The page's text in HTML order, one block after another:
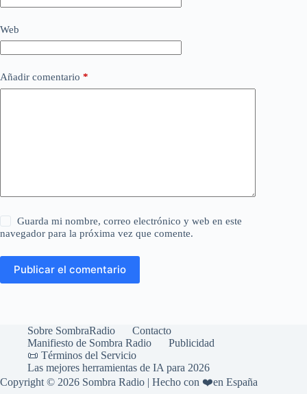
Web
Añadir comentario *
Guarda mi nombre, correo electrónico y web en este
navegador para la próxima vez que comente.
Publicar el comentario
Sobre SombraRadio
Contacto
Manifiesto de Sombra Radio
Publicidad
📜 Términos del Servicio
Las mejores herramientas de IA para 2026
Copyright © 2026 Sombra Radio | Hecho con ❤️en España